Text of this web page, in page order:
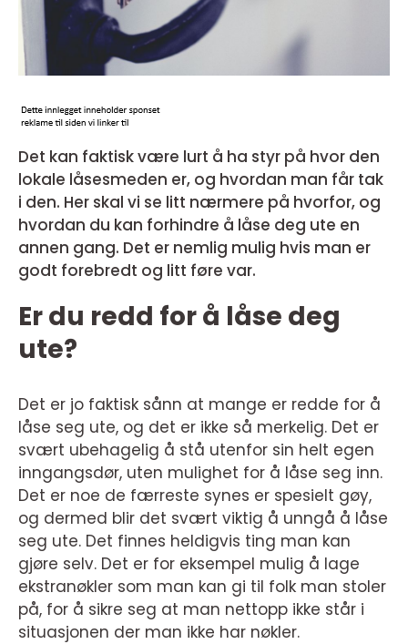
Det kan faktisk være lurt å ha styr på hvor den
lokale låsesmeden er, og hvordan man får tak
i den. Her skal vi se litt nærmere på hvorfor, og
hvordan du kan forhindre å låse deg ute en
annen gang. Det er nemlig mulig hvis man er
godt forebredt og litt føre var.
Er du redd for å låse deg
ute?
Det er jo faktisk sånn at mange er redde for å
låse seg ute, og det er ikke så merkelig. Det er
svært ubehagelig å stå utenfor sin helt egen
inngangsdør, uten mulighet for å låse seg inn.
Det er noe de færreste synes er spesielt gøy,
og dermed blir det svært viktig å unngå å låse
seg ute. Det finnes heldigvis ting man kan
gjøre selv. Det er for eksempel mulig å lage
ekstranøkler som man kan gi til folk man stoler
på, for å sikre seg at man nettopp ikke står i
situasjonen der man ikke har nøkler.